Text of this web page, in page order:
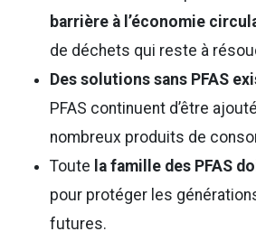
barrière à l’économie
de déchets qui reste à
Des solutions sans PFAS
PFAS continuent d’être
nombreux produits de
Toute la famille des PFAS
pour protéger les
futures.